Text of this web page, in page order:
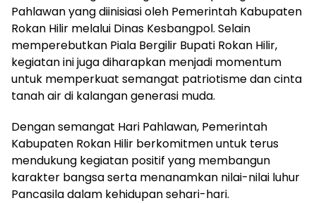
Pahlawan yang diinisiasi oleh Pemerintah Kabupaten
Rokan Hilir melalui Dinas Kesbangpol. Selain
memperebutkan Piala Bergilir Bupati Rokan Hilir,
kegiatan ini juga diharapkan menjadi momentum
untuk memperkuat semangat patriotisme dan cinta
tanah air di kalangan generasi muda.
Dengan semangat Hari Pahlawan, Pemerintah
Kabupaten Rokan Hilir berkomitmen untuk terus
mendukung kegiatan positif yang membangun
karakter bangsa serta menanamkan nilai-nilai luhur
Pancasila dalam kehidupan sehari-hari.